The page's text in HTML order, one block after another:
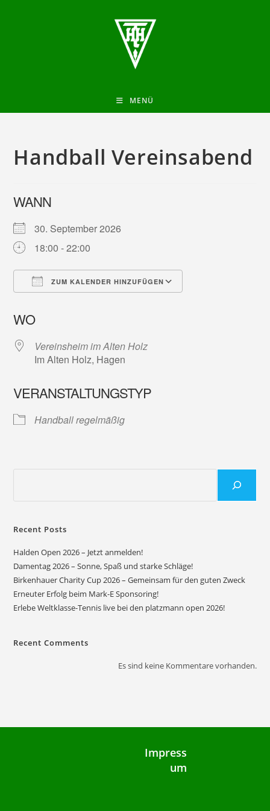
MENÜ
Handball Vereinsabend
WANN
30. September 2026
18:00 - 22:00
ZUM KALENDER HINZUFÜGEN
WO
Vereinsheim im Alten Holz
Im Alten Holz, Hagen
VERANSTALTUNGSTYP
Handball regelmäßig
Recent Posts
Halden Open 2026 – Jetzt anmelden!
Damentag 2026 – Sonne, Spaß und starke Schläge!
Birkenhauer Charity Cup 2026 – Gemeinsam für den guten Zweck
Erneuter Erfolg beim Mark-E Sponsoring!
Erlebe Weltklasse-Tennis live bei den platzmann open 2026!
Recent Comments
Es sind keine Kommentare vorhanden.
Impress
um